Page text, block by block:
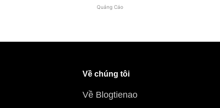
Quảng Cáo
Về chúng tôi
Về Blogtienao